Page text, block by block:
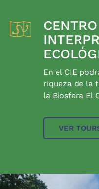
CENTRO
En el CIE
riqueza de la
la Biosfera El
VER